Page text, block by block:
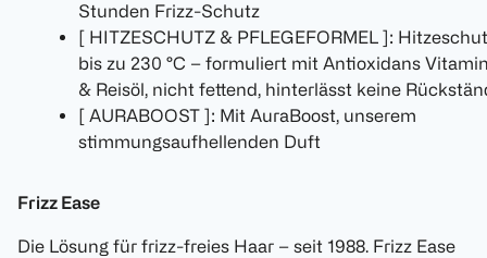
Stunden Frizz-Schutz
[ HITZESCHUTZ & PFLEGEFORMEL ]:
bis zu 230 °C – formuliert mit Antioxidans
& Reisöl, nicht fettend, hinterlässt keine
[ AURABOOST ]: Mit AuraBoost, unserem
stimmungsaufhellenden Duft
Frizz Ease
Die Lösung für frizz-freies Haar – seit 1988. Frizz Ease